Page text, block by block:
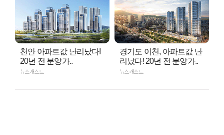
천안 아파트값 난리났다!
20년 전 분양가..
뉴스캐스트
경기도 이천, 아파트값 난
리났다! 20년 전 분양가..
뉴스캐스트